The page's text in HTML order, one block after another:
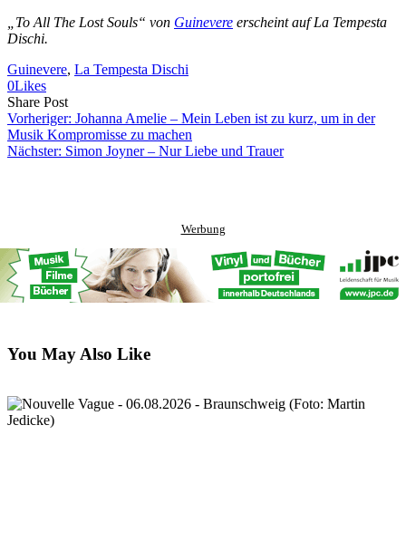
„To All The Lost Souls“ von Guinevere erscheint auf La Tempesta
Dischi.
Guinevere, La Tempesta Dischi
0Likes
Share PostShare
on
Facebook
Copy
URL
to
clipboard
Send
Link
via
eMail
Vorheriger: Johanna Amelie – Mein Leben ist zu kurz, um in der
Musik Kompromisse zu machen
Nächster: Simon Joyner – Nur Liebe und Trauer
Werbung
You May Also Like